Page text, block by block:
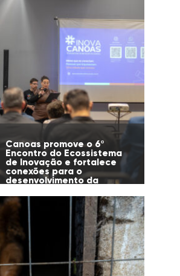
Canoas promove o 6º
Encontro do Ecossistema
de Inovação e fortalece
conexões para o
desenvolvimento da